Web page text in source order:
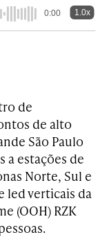
0:00 1.0x
de
de alto
São Paulo
a estações de
Norte, Sul e
led verticais da
(OOH) RZK